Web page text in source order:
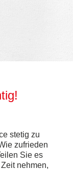
stetig zu
zufrieden
Sie es
nehmen,